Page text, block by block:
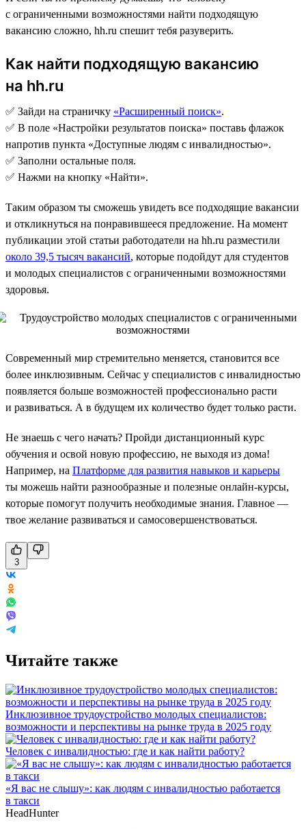
с ограниченными возможностями найти подходящую
вакансию сложно, hh.ru спешит тебя разуверить.
Как найти подходящую вакансию
на hh.ru
✅ Зайди на страничку «Расширенный поиск».
✅ В поле «Настройки результатов поиска» поставь флажок
напротив пункта «Доступные людям с инвалидностью».
✅ Заполни остальные поля.
✅ Нажми на кнопку «Найти».
Таким образом ты сможешь увидеть все подходящие вакансии
и откликнуться на понравившееся предложение. На момент
публикации этой статьи работодатели на hh.ru разместили
около 39,5 тысяч вакансий, которые подойдут для студентов
и молодых специалистов с ограниченными возможностями
здоровья.
Современный мир стремительно меняется, становится все
более инклюзивным. Сейчас у специалистов с инвалидностью
появляется больше возможностей профессионально расти
и развиваться. А в будущем их количество будет только расти.
Не знаешь с чего начать? Пройди дистанционный курс
обучения и освой новую профессию, не выходя из дома!
Например, на Платформе для развития навыков и карьеры
ты можешь найти разнообразные и полезные онлайн-курсы,
которые помогут получить необходимые знания. Главное —
твое желание развиваться и самосовершенствоваться.
3
Читайте также
Инклюзивное трудоустройство молодых специалистов:
возможности и перспективы на рынке труда в 2025 году
Человек с инвалидностью: где и как найти работу?
«Я вас не слышу»: как людям с инвалидностью работается
в такси
HeadHunter